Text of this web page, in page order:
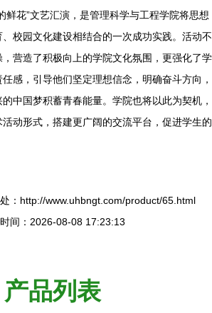
鲜花”文艺汇演，是管理科学与工程学院将思想
校园文化建设相结合的一次成功实践。活动不
营造了积极向上的学院文化氛围，更强化了学
感，引导他们坚定理想信念，明确奋斗方向，
中国梦积蓄青春能量。学院也将以此为契机，
动形式，搭建更广阔的交流平台，促进学生的
：http://www.uhbngt.com/product/65.html
间：2026-08-08 17:23:13
产品列表